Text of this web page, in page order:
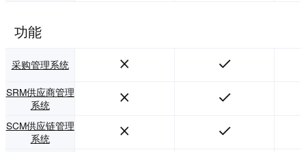
功能
采购管理系统
SRM供应商管理
系统
SCM供应链管理
系统